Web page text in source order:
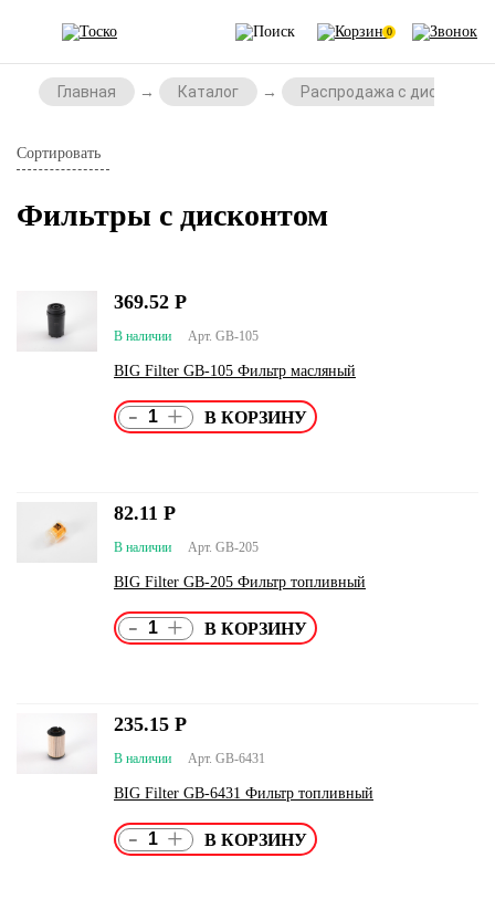
0
Главная Каталог Распродажа с дисконтом
Сортировать
Фильтры с дисконтом
Арт. GB-105
В наличии
BIG Filter GB-105 Фильтр масляный
369.52 Р
- +
Арт. GB-205
В наличии
BIG Filter GB-205 Фильтр топливный
82.11 Р
- +
Арт. GB-6431
В наличии
BIG Filter GB-6431 Фильтр топливный
235.15 Р
- +